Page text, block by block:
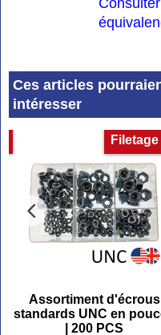
Ces articles
intéresser
Assortiment d'écrous
standards UNC en
| 200 PCS